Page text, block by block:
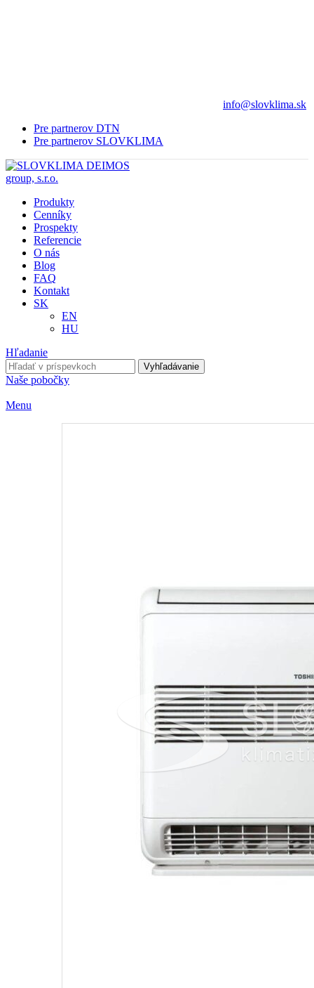
info@slovklima.sk
Pre partnerov DTN
Pre partnerov SLOVKLIMA
Produkty
Cenníky
Prospekty
Referencie
O nás
Blog
FAQ
Kontakt
SK
EN
HU
Hľadanie
Vyhľadávanie
Naše pobočky
Menu